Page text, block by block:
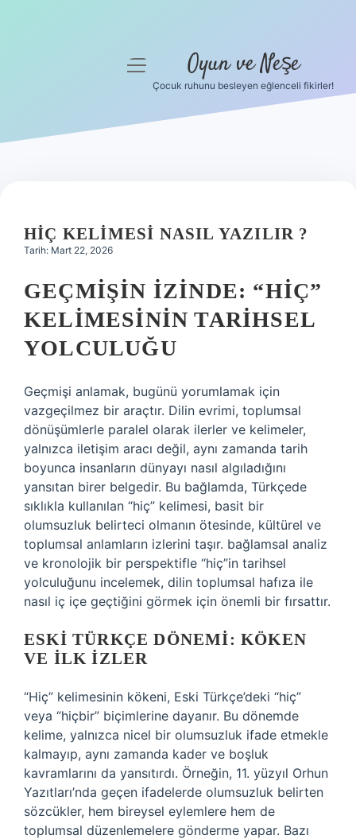
Hakkımızda
menüyü
Oyun ve Neşe
Çocuk ruhunu besleyen eğlenceli fikirler!
HIÇ KELIMESI NASIL YAZILIR ?
Tarih: Mart 22, 2026
GEÇMIŞIN İZINDE: “HIÇ”
KELIMESININ TARIHSEL
YOLCULUĞU
Geçmişi anlamak, bugünü yorumlamak için
vazgeçilmez bir araçtır. Dilin evrimi, toplumsal
dönüşümlerle paralel olarak ilerler ve kelimeler,
yalnızca iletişim aracı değil, aynı zamanda tarih
boyunca insanların dünyayı nasıl algıladığını
yansıtan birer belgedir. Bu bağlamda, Türkçede
sıklıkla kullanılan “hiç” kelimesi, basit bir
olumsuzluk belirteci olmanın ötesinde, kültürel ve
toplumsal anlamların izlerini taşır. bağlamsal analiz
ve kronolojik bir perspektifle “hiç”in tarihsel
yolculuğunu incelemek, dilin toplumsal hafıza ile
nasıl iç içe geçtiğini görmek için önemli bir fırsattır.
ESKI TÜRKÇE DÖNEMI: KÖKEN
VE İLK İZLER
“Hiç” kelimesinin kökeni, Eski Türkçe’deki “hiç”
veya “hiçbir” biçimlerine dayanır. Bu dönemde
kelime, yalnızca nicel bir olumsuzluk ifade etmekle
kalmayıp, aynı zamanda kader ve boşluk
kavramlarını da yansıtırdı. Örneğin, 11. yüzyıl Orhun
Yazıtları’nda geçen ifadelerde olumsuzluk belirten
sözcükler, hem bireysel eylemlere hem de
toplumsal düzenlemelere gönderme yapar. Bazı